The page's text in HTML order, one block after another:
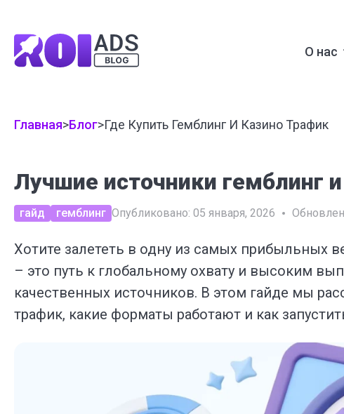
О нас
Главная>Блог>Где Купить Гемблинг И Казино Трафик
Лучшие источники гемблинг
гайд гемблинг Опубликовано: 05 января, 2026
Хотите залететь в одну из самых прибыльных
– это путь к глобальному охвату и высоким
качественных источников. В этом гайде мы
трафик, какие форматы работают и как